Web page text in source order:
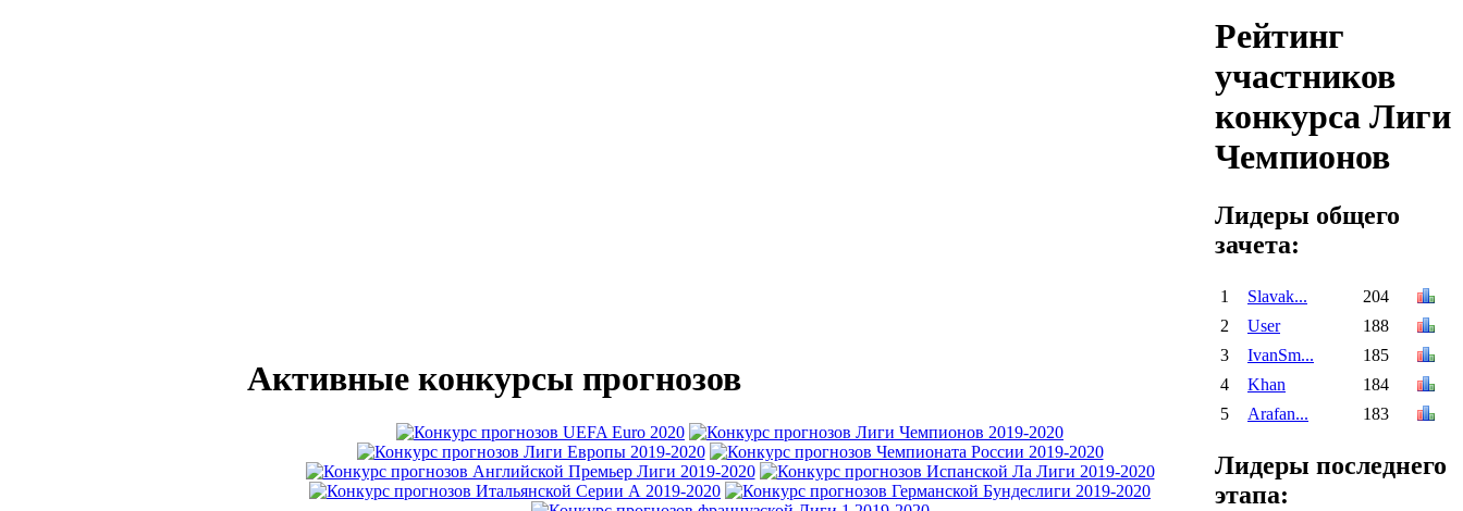
Активные конкурсы прогнозов
Рейтинг
участников
конкурса Лиги
Чемпионов
Лидеры общего
зачета:
1 Slavak...
204
2
User
188
3
IvanSm...
185
4
Khan
184
5
Arafan... 183
Лидеры последнего
этапа: